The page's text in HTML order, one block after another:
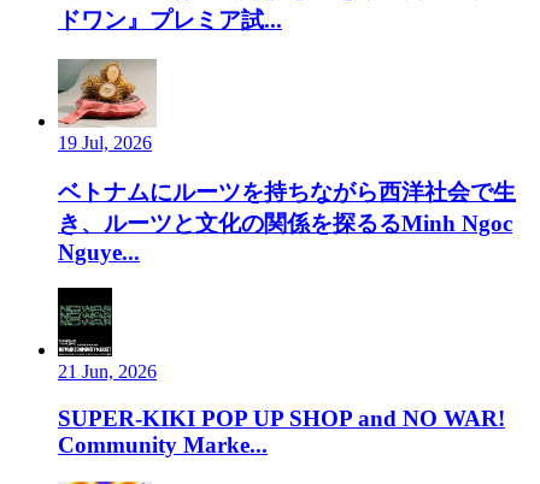
ドワン』プレミア試...
19 Jul, 2026
ベトナムにルーツを持ちながら西洋社会で生
き、ルーツと文化の関係を探るるMinh Ngoc
Nguye...
21 Jun, 2026
SUPER-KIKI POP UP SHOP and NO WAR!
Community Marke...